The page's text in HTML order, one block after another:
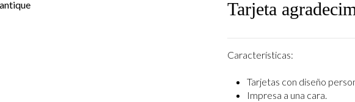
Tarjeta
Características:
Tarjetas con diseño
Impresa a una cara.